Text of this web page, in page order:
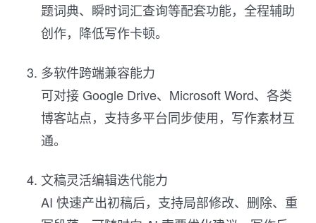
题词典、瞬时词汇查询等配套功能，全程辅助
创作，降低写作卡顿。
多软件跨端兼容能力
可对接 Google Drive、Microsoft Word、各类
博客站点，支持多平台同步使用，写作素材互
通。
文稿灵活编辑迭代能力
AI 快速产出初稿后，支持局部修改、删除、重